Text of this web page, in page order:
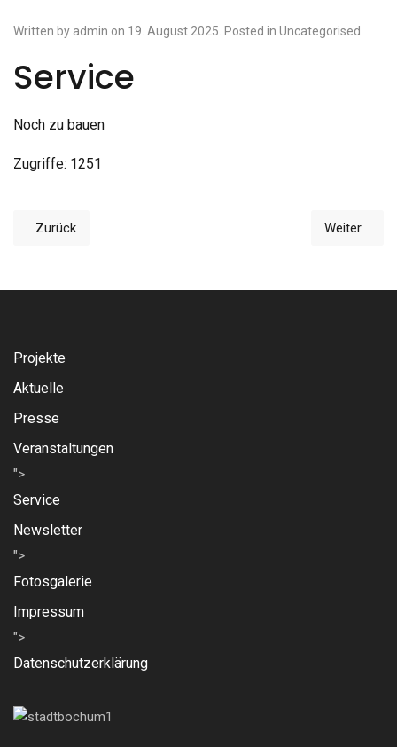
Written by admin on 19. August 2025 . Posted in Uncategorised
Service
Noch zu bauen
Zugriffe: 1251
Vorheriger Beitrag: Newsletter
Zurück Weiter
Projekte
Aktuelle
Presse
Veranstaltungen
">
Service
Newsletter
">
Fotosgalerie
Impressum
">
Datenschutzerklärung